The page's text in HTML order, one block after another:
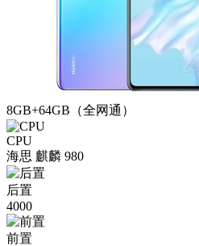
8GB+64GB（全网通）
CPU
海思 麒麟 980
后置
4000
前置